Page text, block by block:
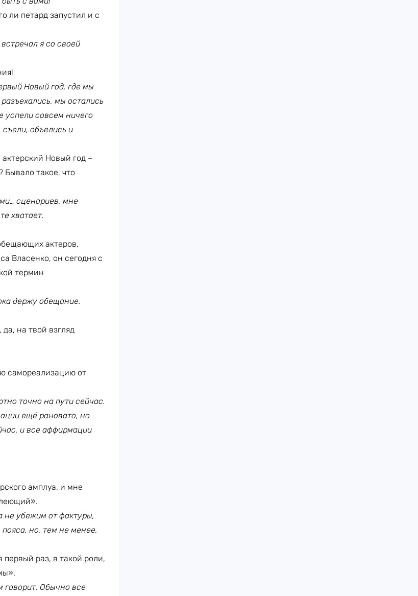
ли петард запустил и с
я со своей
Новый год, где мы
мы остались
успели совсем ничего
съели, объелись и
Новый год –
Бывало такое, что
сценариев, мне
хватает.
актеров,
Власенко, он сегодня с
термин
держу обещание.
на твой взгляд
самореализацию от
точно на пути сейчас.
ещё рановато, но
и все аффирмации
амплуа, и мне
убежим от фактуры,
но, тем не менее,
раз, в такой роли,
говорит. Обычно все